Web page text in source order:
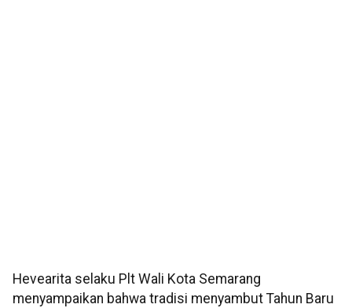
Hevearita selaku Plt Wali Kota Semarang
menyampaikan bahwa tradisi menyambut Tahun Baru